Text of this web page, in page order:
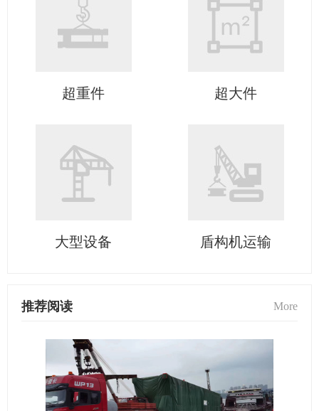
超重件 超大件
大型设备 盾构机运输
推荐阅读 More